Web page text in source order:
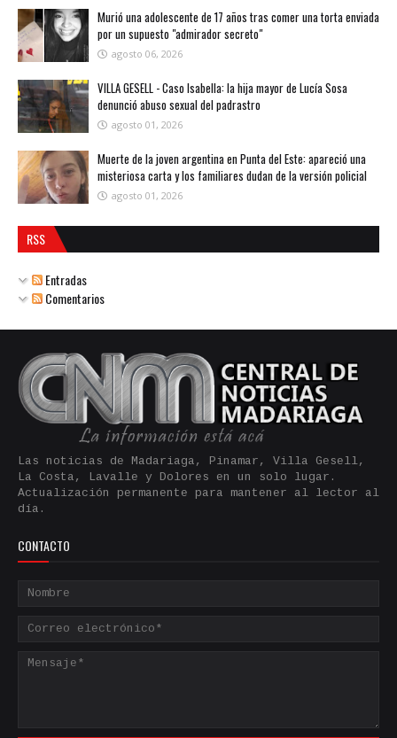
Murió una adolescente de 17 años tras comer una torta enviada
por un supuesto "admirador secreto"
agosto 06, 2026
VILLA GESELL - Caso Isabella: la hija mayor de Lucía Sosa
denunció abuso sexual del padrastro
agosto 01, 2026
Muerte de la joven argentina en Punta del Este: apareció una
misteriosa carta y los familiares dudan de la versión policial
agosto 01, 2026
RSS
Entradas
Comentarios
Las noticias de Madariaga, Pinamar, Villa Gesell,
La Costa, Lavalle y Dolores en un solo lugar.
Actualización permanente para mantener al lector al
día.
CONTACTO